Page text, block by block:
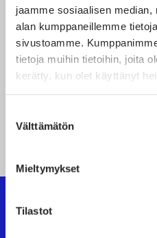
jaamme sosiaalisen
alan kumppaneillemme
sivustoamme.
tietoja muihin tietoihin, joita
kerätty, kun olet käyttänyt
valinta
Välttämätön
Mieltymykset
Tilastot
Suomen
Oy